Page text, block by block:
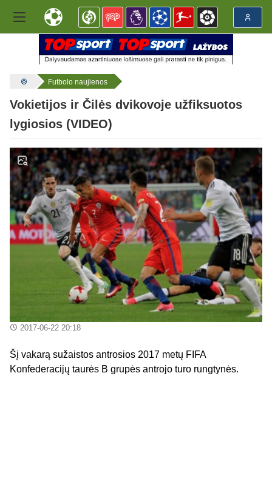
Futbolo naujienos
Vokietijos ir Čilės dvikovoje užfiksuotos
lygiosios (VIDEO)
2017-06-22 20:18
Šį vakarą sužaistos antrosios 2017 metų FIFA
Konfederacijų taurės B grupės antrojo turo rungtynės.